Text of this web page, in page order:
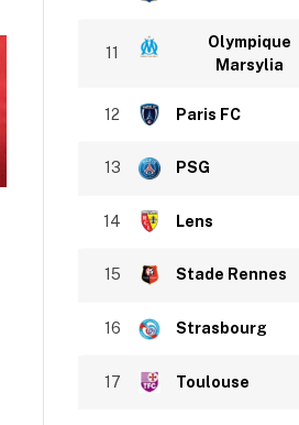
11
Olympique
Marsylia
12 Paris FC
13 PSG
14 Lens
15 Stade Rennes
16 Strasbourg
17 Toulouse